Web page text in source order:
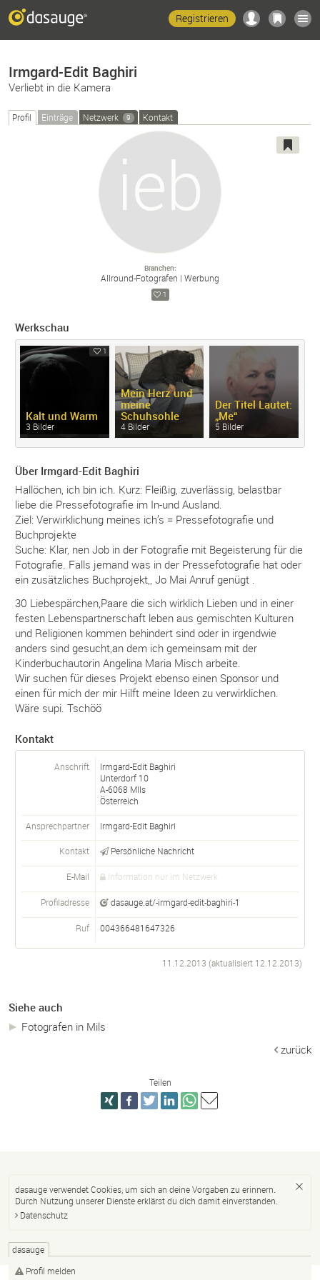
Registrieren
Irmgard-Edit Baghiri
Verliebt in die Kamera
Profil Einträge Netzwerk 9 Kontakt
Branchen
Allround-Fotografen Werbung
1
Werkschau
1
Kalt und Warm
3 Bilder
Mein Herz und
meine
Schuhsohle
4 Bilder
Der Titel Lautet:
„Me“
5 Bilder
Über Irmgard-Edit Baghiri
Hallöchen, ich bin ich. Kurz: Fleißig, zuverlässig, belastbar
liebe die Pressefotografie im In-und Ausland.
Ziel: Verwirklichung meines ich’s = Pressefotografie und
Buchprojekte
Suche: Klar, nen Job in der Fotografie mit Begeisterung für die
Fotografie. Falls jemand was in der Pressefotografie hat oder
ein zusätzliches Buchprojekt,, Jo Mai Anruf genügt .
30 Liebespärchen,Paare die sich wirklich Lieben und in einer
festen Lebenspartnerschaft leben aus gemischten Kulturen
und Religionen kommen behindert sind oder in irgendwie
anders sind gesucht,an dem ich gemeinsam mit der
Kinderbuchautorin Angelina Maria Misch arbeite.
Wir suchen für dieses Projekt ebenso einen Sponsor und
einen für mich der mir Hilft meine Ideen zu verwirklichen.
Wäre supi. Tschöö
Kontakt
Anschrift
Irmgard-Edit Baghiri
Unterdorf 10
A-6068 MIls
Österreich
Ansprechpartner Irmgard-Edit Baghiri
Kontakt Persönliche Nachricht
E-Mail Information nur im Netzwerk
Profiladresse dasauge.at/-irmgard-edit-baghiri-1
Ruf 004366481647326
11.12.2013 (aktualisiert 12.12.2013)
Siehe auch
Fotografen in Mils
zurück
Teilen
dasauge verwendet Cookies, um sich an deine Vorgaben zu erinnern.
Durch Nutzung unserer Dienste erklärst du dich damit einverstanden.
Datenschutz
dasauge
Profil melden